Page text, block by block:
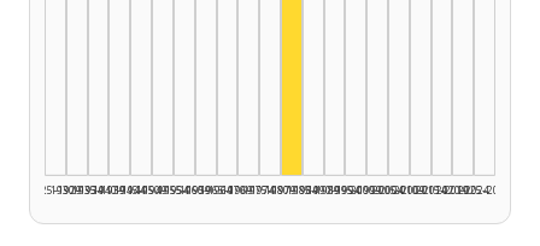
1925–1929
1930–1934
1935–1939
1940–1944
1945–1949
1950–1954
1955–1959
1960–1964
1965–1969
1970–1974
1975–1979
1980–1984
1985–1989
1990–1994
1995–1999
2000–2004
2005–2009
2010–2014
2015–2019
2020–2024
2025–2026